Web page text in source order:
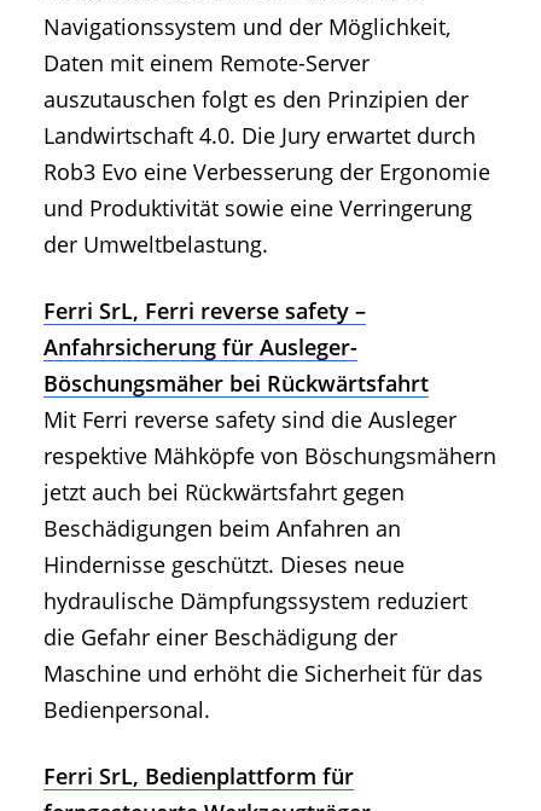
Navigationssystem und der Möglichkeit,
Daten mit einem Remote-Server
auszutauschen folgt es den Prinzipien der
Landwirtschaft 4.0. Die Jury erwartet durch
Rob3 Evo eine Verbesserung der Ergonomie
und Produktivität sowie eine Verringerung
der Umweltbelastung.
Ferri SrL, Ferri reverse safety –
Anfahrsicherung für Ausleger-
Böschungsmäher bei Rückwärtsfahrt
Mit Ferri reverse safety sind die Ausleger
respektive Mähköpfe von Böschungsmähern
jetzt auch bei Rückwärtsfahrt gegen
Beschädigungen beim Anfahren an
Hindernisse geschützt. Dieses neue
hydraulische Dämpfungssystem reduziert
die Gefahr einer Beschädigung der
Maschine und erhöht die Sicherheit für das
Bedienpersonal.
Ferri SrL, Bedienplattform für